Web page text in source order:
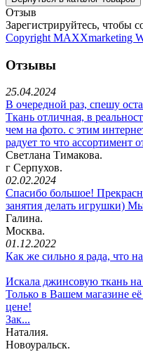
Отзыв
Зарегистрируйтесь, чтобы
Copyright MAXXmarketing
Отзывы
25.04.2024
В очередной раз, спешу
Ткань отличная, в
чем на фото. с этим
радует то что ассортимент
Светлана Тимакова.
г Серпухов.
02.02.2024
Спасибо большое!
занятия делать игрушки)
Галина.
Москва.
01.12.2022
Как же сильно я рада, что
Искала джинсовую ткань
Только в Вашем магазине
цене!
Зак...
Наталия.
Новоуральск.